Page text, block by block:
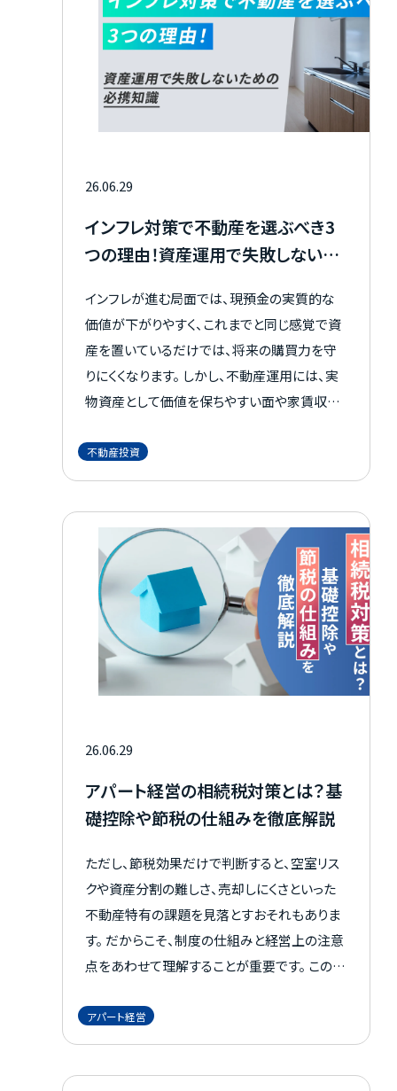
26.06.29
インフレ対策で不動産を選ぶべき3
つの理由！資産運用で失敗しないた
インフレが進む局面では、現預金の実質的な
価値が下がりやすく、これまでと同じ感覚で資
産を置いているだけでは、将来の購買力を守
りにくくなります。 しかし、不動産運用には、実
物資産として価値を保ちやすい面や家賃収入
室、維持費増加など見落とせない注意点があ
るのも事実です。 この記事では、インフレの基
される理由、押さえたいリスク、失敗しにくい物
件選びの視点まで、資産運用の判断に役立つ
よう整理して解説します。
不動産投資
26.06.29
アパート経営の相続税対策とは？基
礎控除や節税の仕組みを徹底解説
ただし、節税効果だけで判断すると、空室リス
クや資産分割の難しさ、売却しにくさといった
不動産特有の課題を見落とすおそれもありま
す。 だからこそ、制度の仕組みと経営上の注意
点をあわせて理解することが重要です。 この記
由、節税シミュレーション、メリット・デメリット、
失敗を防ぐ実践ポイントまでをわかりやすく整
アパート経営